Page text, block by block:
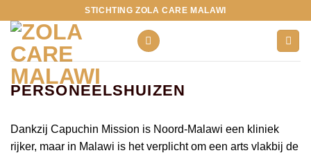
naar
inhoud
STICHTING ZOLA CARE MALAWI
PERSONEELSHUIZEN
Dankzij Capuchin Mission is Noord-Malawi een kliniek
rijker, maar in Malawi is het verplicht om een arts vlakbij de